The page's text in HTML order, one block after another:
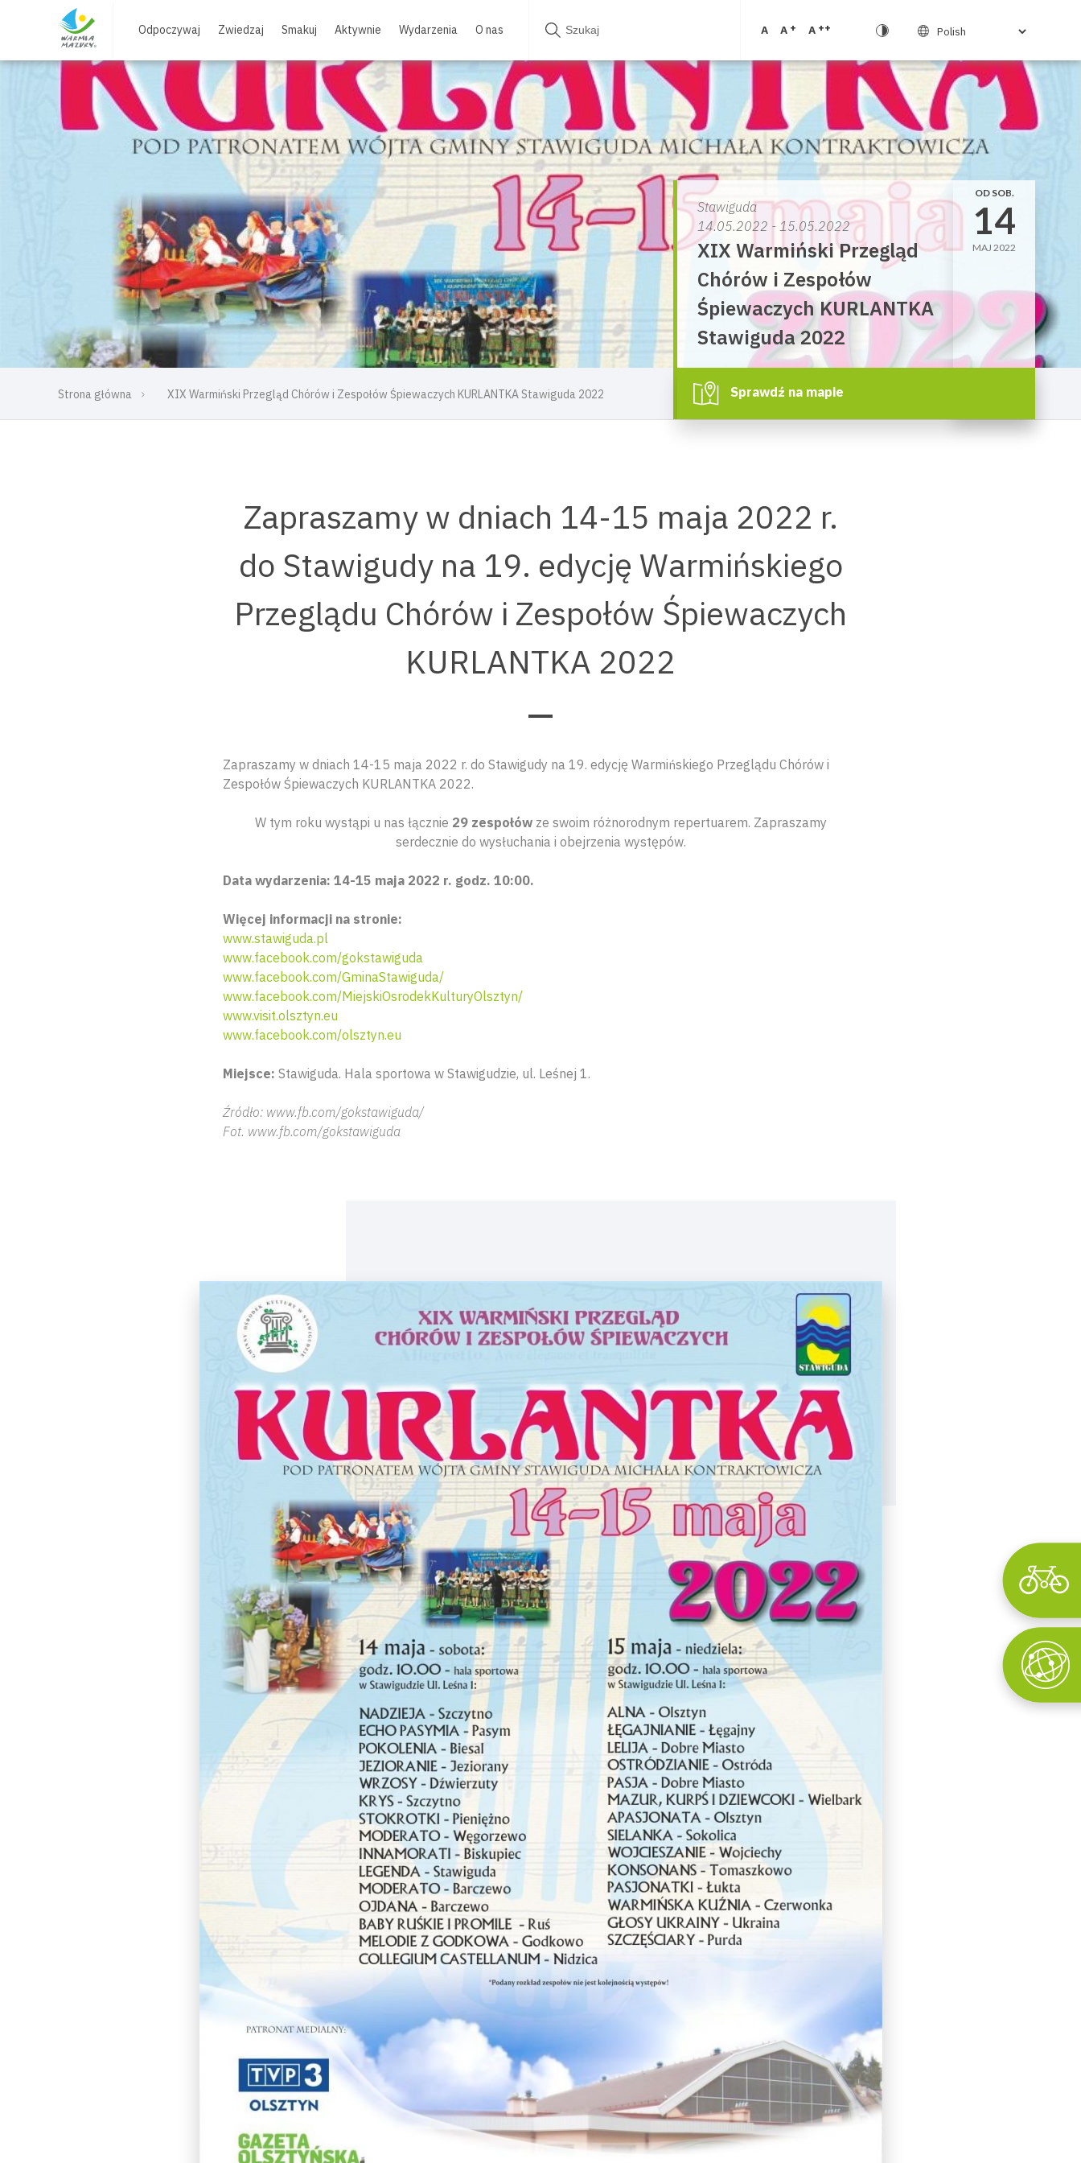
Odpoczywaj Zwiedzaj Smakuj Aktywnie Wydarzenia O nas A A + A ++
Strona główna XIX Warmiński Przegląd Chórów i Zespołów Śpiewaczych KURLANTKA Stawiguda 2022
Stawiguda
14.05.2022 - 15.05.2022
XIX Warmiński Przegląd
Chórów i Zespołów
Śpiewaczych KURLANTKA
Stawiguda 2022
OD SOB.
14
MAJ 2022
Sprawdź na mapie
Zapraszamy w dniach 14-15 maja 2022 r.
do Stawigudy na 19. edycję Warmińskiego
Przeglądu Chórów i Zespołów Śpiewaczych
KURLANTKA 2022
Zapraszamy w dniach 14-15 maja 2022 r. do Stawigudy na 19. edycję Warmińskiego Przeglądu Chórów i
Zespołów Śpiewaczych KURLANTKA 2022.
W tym roku wystąpi u nas łącznie 29 zespołówze swoim różnorodnym repertuarem. Zapraszamy
serdecznie do wysłuchania i obejrzenia występów.
Data wydarzenia: 14-15 maja 2022 r. godz. 10:00.
Więcej informacji na stronie:
www.stawiguda.pl
www.facebook.com/gokstawiguda
www.facebook.com/GminaStawiguda/
www.facebook.com/MiejskiOsrodekKulturyOlsztyn/
www.visit.olsztyn.eu
www.facebook.com/olsztyn.eu
Miejsce: Stawiguda. Hala sportowa w Stawigudzie, ul. Leśnej 1.
Źródło: www.fb.com/gokstawiguda/
Fot. www.fb.com/gokstawiguda
Wyszukaj